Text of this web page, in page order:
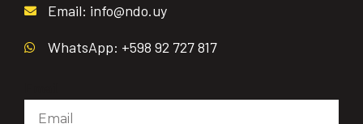
Email: info@ndo.uy
WhatsApp: +598 92 727 817